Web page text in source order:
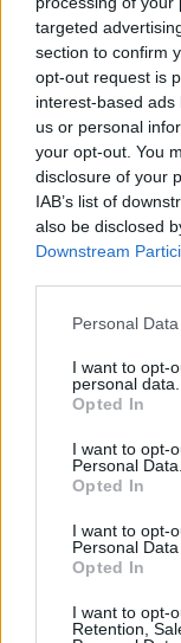
targeted
section to confirm
opt-out request is
interest-based
us or personal
your opt-out. You
disclosure of your
IAB’s list of
also be disclosed
Downstream
Personal
I want to opt-
personal data.
Opted In
I want to opt-
Personal Data.
Opted In
I want to opt-
Personal
Opted In
I want to opt-
Retention,